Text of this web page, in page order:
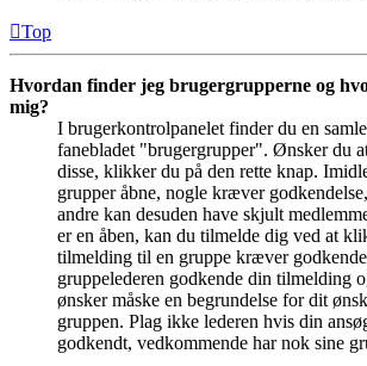
Top
Hvordan finder jeg brugergrupperne og
mig?
I brugerkontrolpanelet finder du en
fanebladet "brugergrupper". Ønsker du
disse, klikker du på den rette knap.
grupper åbne, nogle kræver
andre kan desuden have skjult
er en åben, kan du tilmelde dig ved at
tilmelding til en gruppe kræver
gruppelederen godkende din tilmelding
ønsker måske en begrundelse for dit
gruppen. Plag ikke lederen hvis din
godkendt, vedkommende har nok sine